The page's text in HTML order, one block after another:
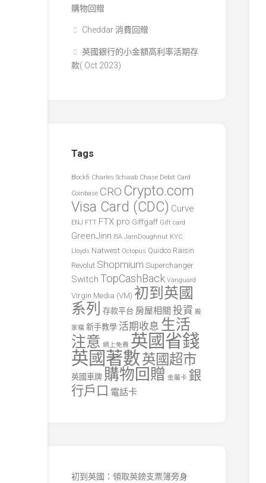
購物回贈
Cheddar 消費回贈
英國銀行的小金額高利率活期存
款( Oct 2023)
Tags
Blockfi Charles Schwab Chase Debit Card
Coinbase CRO Crypto.com
Visa Card (CDC) Curve
ENJ FTT FTX pro Giffgaff Gift card
GreenJinn ISA JamDoughnut KYC
Lloyds Natwest Octopus Quidco Raisin
Revolut Shopmium Superchanger
Switch TopCashBack Vanguard
Virgin Media (VM) 初到英國
系列
存款平台 房屋相關 投資 搬
家檔 新手教學 活期收息 生活
注意 網上免費 英國省錢
英國著數英國超市
英國車牌 購物回贈 金屬卡 銀
行戶口 電話卡
初到英國：領取英鎊支票簿旁身